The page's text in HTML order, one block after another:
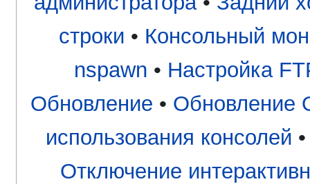
строки • Консольный
nspawn • Настройка
Обновление • Обновление
использования консолей
Отключение